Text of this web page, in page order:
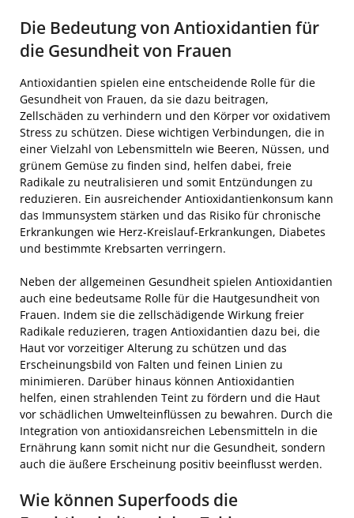
Die Bedeutung von Antioxidantien für
die Gesundheit von Frauen
Antioxidantien spielen eine entscheidende Rolle für die
Gesundheit von Frauen, da sie dazu beitragen,
Zellschäden zu verhindern und den Körper vor oxidativem
Stress zu schützen. Diese wichtigen Verbindungen, die in
einer Vielzahl von Lebensmitteln wie Beeren, Nüssen, und
grünem Gemüse zu finden sind, helfen dabei, freie
Radikale zu neutralisieren und somit Entzündungen zu
reduzieren. Ein ausreichender Antioxidantienkonsum kann
das Immunsystem stärken und das Risiko für chronische
Erkrankungen wie Herz-Kreislauf-Erkrankungen, Diabetes
und bestimmte Krebsarten verringern.
Neben der allgemeinen Gesundheit spielen Antioxidantien
auch eine bedeutsame Rolle für die Hautgesundheit von
Frauen. Indem sie die zellschädigende Wirkung freier
Radikale reduzieren, tragen Antioxidantien dazu bei, die
Haut vor vorzeitiger Alterung zu schützen und das
Erscheinungsbild von Falten und feinen Linien zu
minimieren. Darüber hinaus können Antioxidantien
helfen, einen strahlenden Teint zu fördern und die Haut
vor schädlichen Umwelteinflüssen zu bewahren. Durch die
Integration von antioxidansreichen Lebensmitteln in die
Ernährung kann somit nicht nur die Gesundheit, sondern
auch die äußere Erscheinung positiv beeinflusst werden.
Wie können Superfoods die